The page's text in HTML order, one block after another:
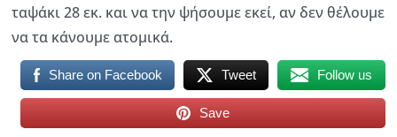
ταψάκι 28 εκ. και να την ψήσουμε εκεί, αν δεν θέλουμε
να τα κάνουμε ατομικά.
Share on Facebook Tweet Follow us
Save